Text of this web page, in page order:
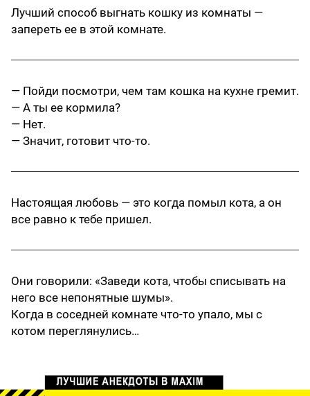
Лучший способ выгнать кошку из комнаты —
запереть ее в этой комнате.
— Пойди посмотри, чем там кошка на кухне гремит.
— А ты ее кормила?
— Нет.
— Значит, готовит что-то.
Настоящая любовь — это когда помыл кота, а он
все равно к тебе пришел.
Они говорили: «Заведи кота, чтобы списывать на
него все непонятные шумы».
Когда в соседней комнате что-то упало, мы с
котом переглянулись…